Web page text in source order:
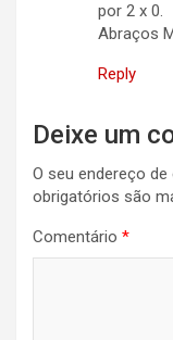
por 2 x 0.
Abraços
Reply
Deixe um
O seu endereço
obrigatórios são
Comentário *